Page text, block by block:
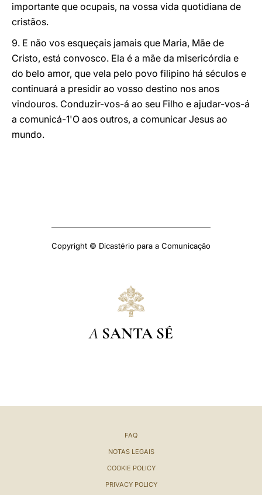
importante que ocupais, na vossa vida quotidiana de
cristãos.
9. E não vos esqueçais jamais que Maria, Mãe de
Cristo, está convosco. Ela é a mãe da misericórdia e
do belo amor, que vela pelo povo filipino há séculos e
continuará a presidir ao vosso destino nos anos
vindouros. Conduzir-vos-á ao seu Filho e ajudar-vos-á
a comunicá-1'O aos outros, a comunicar Jesus ao
mundo.
Copyright © Dicastério para a Comunicação
A SANTA SÉ
FAQ
NOTAS LEGAIS
COOKIE POLICY
PRIVACY POLICY